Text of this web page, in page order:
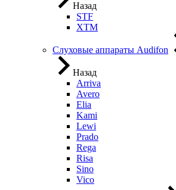
Назад
STF
XTM
Слуховые аппараты Audifon
Назад
Arriva
Avero
Elia
Kami
Lewi
Prado
Rega
Risa
Sino
Vico